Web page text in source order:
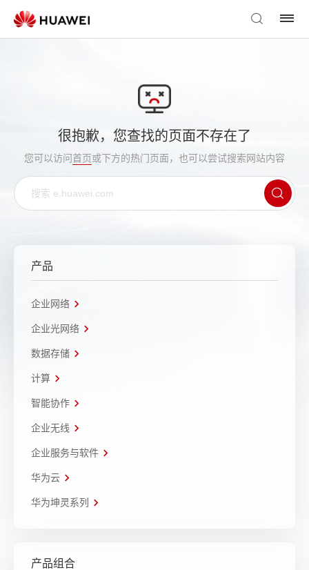
很抱歉，您查找的页面不存在了
您可以访问首页或下方的热门页面，也可以尝试搜索网站内容
产品
企业网络
企业光网络
数据存储
计算
智能协作
企业无线
企业服务与软件
华为云
华为坤灵系列
产品组合